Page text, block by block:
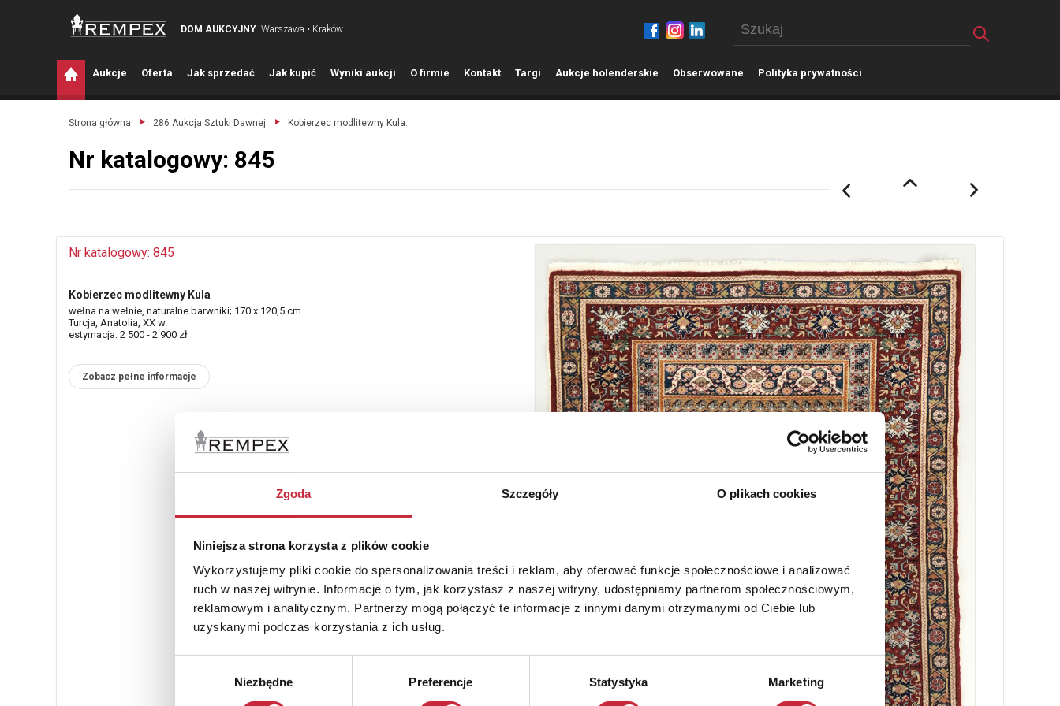
Zgoda Szczegóły O plikach cookies
Niniejsza strona korzysta z plików cookie
Wykorzystujemy pliki cookie do spersonalizowania treści i reklam, aby oferować funkcje społecznościowe i analizować
ruch w naszej witrynie. Informacje o tym, jak korzystasz z naszej witryny, udostępniamy partnerom społecznościowym,
reklamowym i analitycznym. Partnerzy mogą połączyć te informacje z innymi danymi otrzymanymi od Ciebie lub
uzyskanymi podczas korzystania z ich usług.
Niezbędne Preferencje Statystyka Marketing
DOM AUKCYJNY Warszawa • Kraków
Aukcje Oferta Jak sprzedać Jak kupić Wyniki aukcji O firmie Kontakt Targi Aukcje holenderskie Obserwowane Polityka prywatności
Strona główna 286 Aukcja Sztuki Dawnej Kobierzec modlitewny Kula.
Nr katalogowy: 845
Nr katalogowy: 845
Kobierzec modlitewny Kula
wełna na wełnie, naturalne barwniki; 170 x 120,5 cm.
Turcja, Anatolia, XX w.
estymacja: 2 500 - 2 900 zł
Zobacz pełne informacje